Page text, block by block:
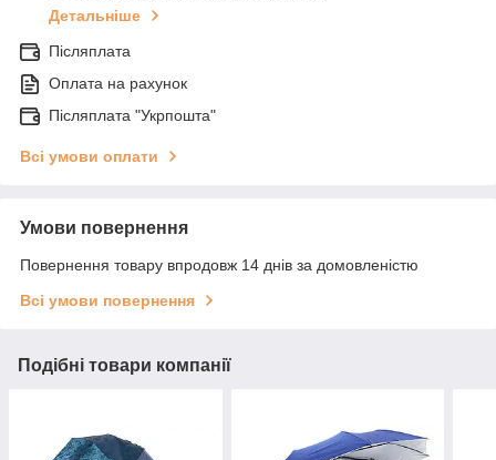
Детальніше
Післяплата
Оплата на рахунок
Післяплата "Укрпошта"
Всі умови оплати
Умови повернення
Повернення товару впродовж 14 днів за домовленістю
Всі умови повернення
Подібні товари компанії